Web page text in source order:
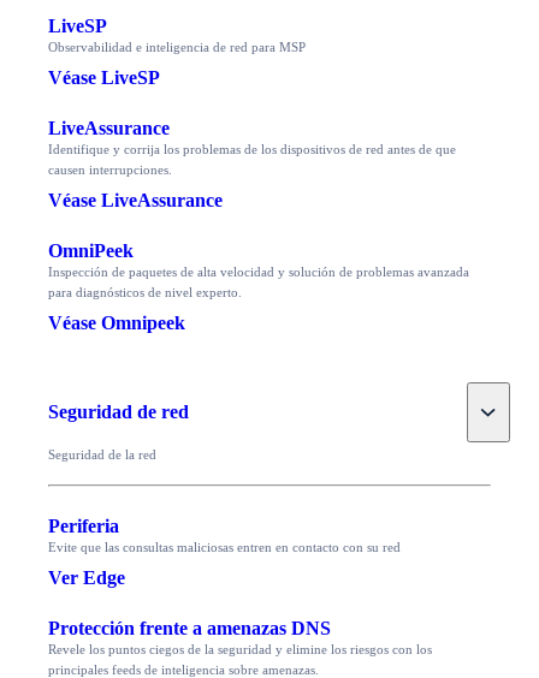
LiveSP
Observabilidad e inteligencia de red para MSP
Véase LiveSP
LiveAssurance
Identifique y corrija los problemas de los dispositivos de red antes de que
causen interrupciones.
Véase LiveAssurance
OmniPeek
Inspección de paquetes de alta velocidad y solución de problemas avanzada
para diagnósticos de nivel experto.
Véase Omnipeek
Seguridad de red Toggle
Seguridad de la red
Periferia
Evite que las consultas maliciosas entren en contacto con su red
Ver Edge
Protección frente a amenazas DNS
Revele los puntos ciegos de la seguridad y elimine los riesgos con los
principales feeds de inteligencia sobre amenazas.